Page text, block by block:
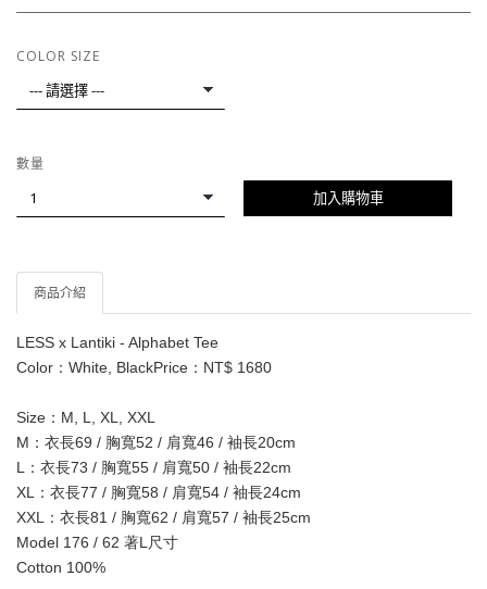
COLOR SIZE
數量
加入購物車
商品介紹
LESS x Lantiki - Alphabet Tee
Color：White, BlackPrice：NT$ 1680
Size：M, L, XL, XXL
M：衣長69 / 胸寬52 / 肩寬46 / 袖長20cm
L：衣長73 / 胸寬55 / 肩寬50 / 袖長22cm
XL：衣長77 / 胸寬58 / 肩寬54 / 袖長24cm
XXL：衣長81 / 胸寬62 / 肩寬57 / 袖長25cm
Model 176 / 62 著L尺寸
Cotton 100%